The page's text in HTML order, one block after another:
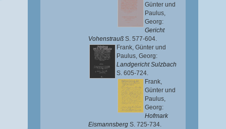
Günter und
Paulus,
Georg:
Gericht
Vohenstrauß S. 577-604.
Frank, Günter und
Paulus, Georg:
Landgericht Sulzbach
S. 605-724.
Frank,
Günter und
Paulus,
Georg:
Hofmark
Eismannsberg S. 725-734.